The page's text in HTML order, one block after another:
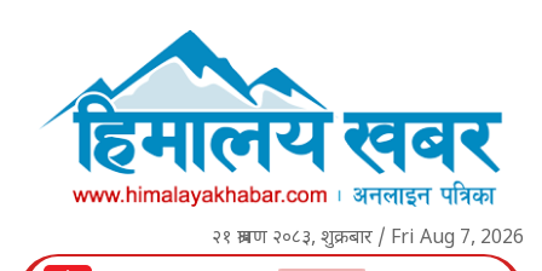
२१ श्रावण २०८३, शुक्रबार / Fri Aug 7, 2026